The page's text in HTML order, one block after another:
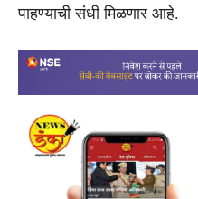
पाहण्याची संधी मिळणार आहे.